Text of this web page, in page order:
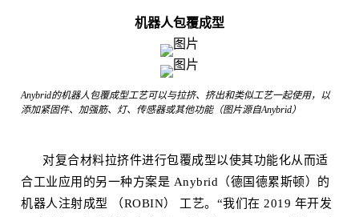
机器人包覆成型
Anybrid的机器人包覆成型工艺可以与拉挤、挤出和类似工艺一起使用，以
添加紧固件、加强筋、灯、传感器或其他功能（图片源自Anybrid）
对复合材料拉挤件进行包覆成型以使其功能化从而适
合工业应用的另一种方案是 Anybrid（德国德累斯顿）的
机器人注射成型 （ROBIN） 工艺。“我们在 2019 年开发